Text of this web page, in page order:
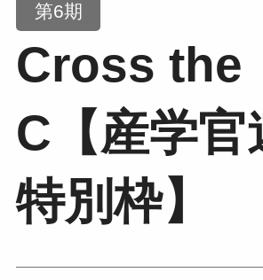
第6期
Cross the
C【産学官
特別枠】